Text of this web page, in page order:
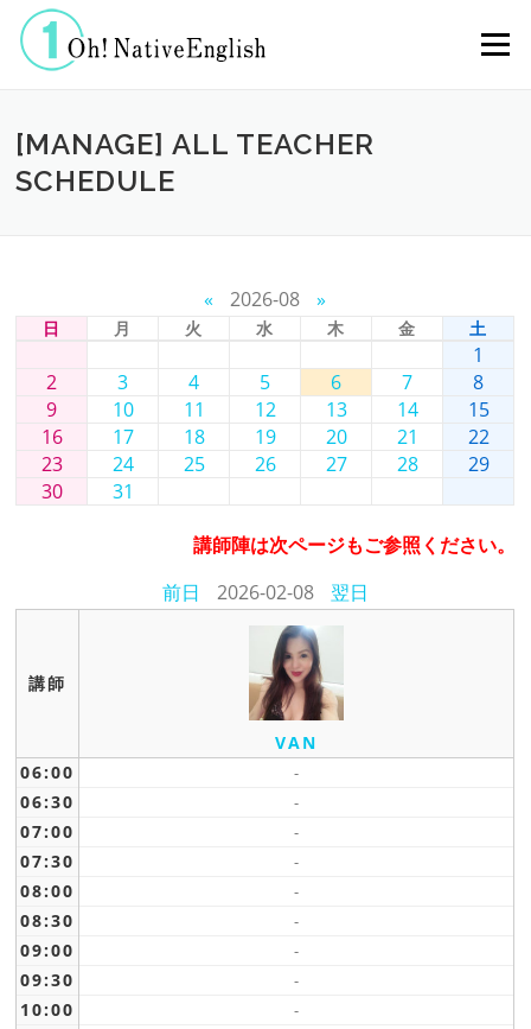
コンテンツへスキップ
メニュー
[MANAGE] ALL TEACHER
SCHEDULE
« 2026-08 »
日 月 火 水 木 金 土
1
2
3 4 5 6 7
8
9
10 11 12 13 14
15
16
17 18 19 20 21
22
23
24 25 26 27 28
29
30
31
講師陣は次ページもご参照ください。
前日
2026-02-08 翌日
講師
VAN
06:00
-
06:30 -
07:00 -
07:30 -
08:00 -
08:30 -
09:00 -
09:30 -
10:00 -